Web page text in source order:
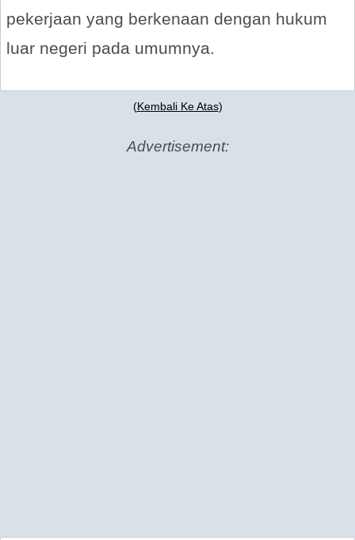
pekerjaan yang berkenaan dengan hukum
luar negeri pada umumnya.
(Kembali Ke Atas)
Advertisement: